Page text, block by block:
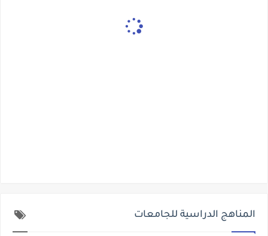
المناهج الدراسية للجامعات